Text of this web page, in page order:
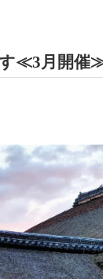
す≪3月開催